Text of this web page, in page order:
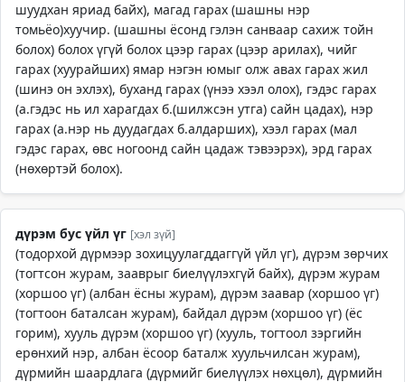
шуудхан яриад байх), магад гарах (шашны нэр
томьёо)хуучир. (шашны ёсонд гэлэн санваар сахиж тойн
болох) болох үгүй болох цээр гарах (цээр арилах), чийг
гарах (хуурайших) ямар нэгэн юмыг олж авах гарах жил
(шинэ он эхлэх), буханд гарах (үнээ хээл олох), гэдэс гарах
(а.гэдэс нь ил харагдах б.(шилжсэн утга) сайн цадах), нэр
гарах (а.нэр нь дуудагдах б.алдарших), хээл гарах (мал
гэдэс гарах, өвс ногоонд сайн цадаж тэвээрэх), эрд гарах
(нөхөртэй болох).
дүрэм бус үйл үг [хэл зүй]
(тодорхой дүрмээр зохицуулагддаггүй үйл үг), дүрэм зөрчих
(тогтсон журам, зааврыг биелүүлэхгүй байх), дүрэм журам
(хоршоо үг) (албан ёсны журам), дүрэм заавар (хоршоо үг)
(тогтоон баталсан журам), байдал дүрэм (хоршоо үг) (ёс
горим), хууль дүрэм (хоршоо үг) (хууль, тогтоол зэргийн
ерөнхий нэр, албан ёсоор баталж хуульчилсан журам),
дүрмийн шаардлага (дүрмийг биелүүлэх нөхцөл), дүрмийн